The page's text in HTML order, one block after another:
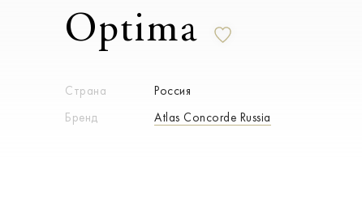
Optima
Страна
Россия
Бренд
Atlas Concorde Russia